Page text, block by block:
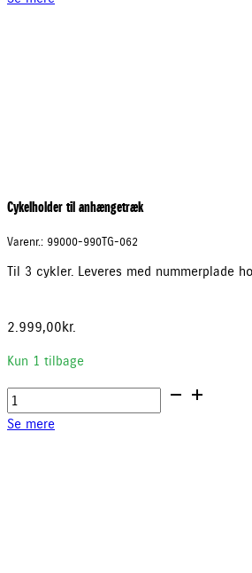
anhængetræk
Cykelholder til anhængetræk
Varenr.: 99000-990TG-062
Til 3 cykler. Leveres med nummerplade
2.999,00kr.
Kun 1 tilbage
Cykelholder
til
anhængetræk
Se mere